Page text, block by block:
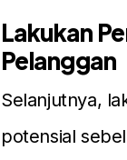
Lakukan
Pelanggan
Selanjutnya,
potensial